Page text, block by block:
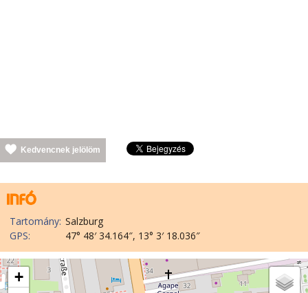
Kedvencnek jelölöm
Tartomány: Salzburg
GPS:
47° 48′ 34.164″, 13° 3′ 18.036″
+